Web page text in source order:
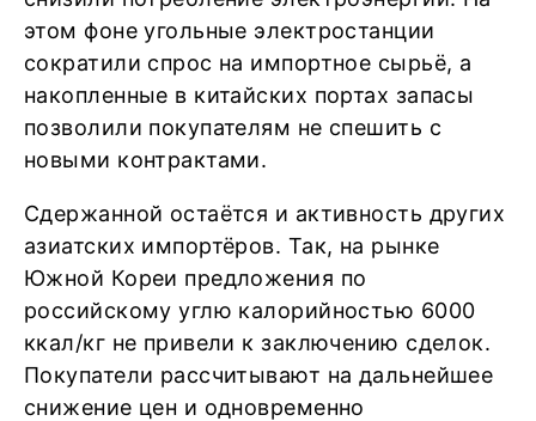
этом фоне угольные электростанции
сократили спрос на импортное сырьё, а
накопленные в китайских портах запасы
позволили покупателям не спешить с
новыми контрактами.
Сдержанной остаётся и активность других
азиатских импортёров. Так, на рынке
Южной Кореи предложения по
российскому углю калорийностью 6000
ккал/кг не привели к заключению сделок.
Покупатели рассчитывают на дальнейшее
снижение цен и одновременно